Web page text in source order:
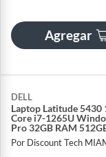
Agregar
DELL
Laptop Latitude 5430
Core i7-1265U
Pro 32GB RAM
Reacondicionado
Por Discount Tech